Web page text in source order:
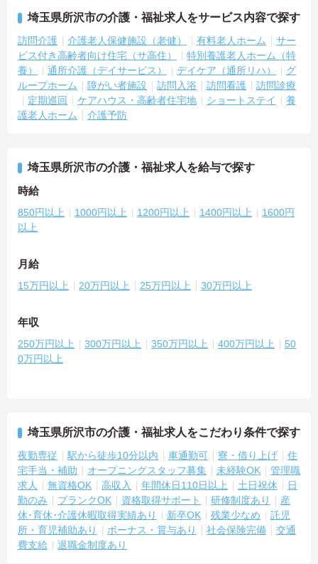
埼玉県所沢市の介護・福祉求人をサービス内容で探す
訪問介護 介護老人保健施設（老健） 有料老人ホーム
サー
ビス付き高齢者向け住宅（サ高住）
特別養護老人ホーム（特
養）
通所介護（デイサービス） デイケア（通所リハ）
グ
ループホーム
障がい者施設 訪問入浴 訪問看護
訪問診療
定期巡回
ケアハウス・高齢者住宅地 ショートステイ
養
護老人ホーム
介護予防
埼玉県所沢市の介護・福祉求人を給与で探す
時給
850円以上 1000円以上 1200円以上 1400円以上
1600円
以上
月給
15万円以上 20万円以上 25万円以上 30万円以上
年収
250万円以上 300万円以上 350万円以上 400万円以上
50
0万円以上
埼玉県所沢市の介護・福祉求人をこだわり条件で探す
夜勤専従 駅から徒歩10分以内 車通勤可 寮・借り上げ
住
宅手当・補助
オープニングスタッフ募集 未経験OK
管理職
求人
無資格OK 高収入 年間休日110日以上 土日祝休
日
勤のみ
ブランクOK 資格取得サポート 研修制度あり
産
休･育休･介護休暇取得実績あり
新卒OK 残業少なめ
託児
所・育児補助あり
ボーナス・賞与あり 社会保険完備
交通
費支給
退職金制度あり